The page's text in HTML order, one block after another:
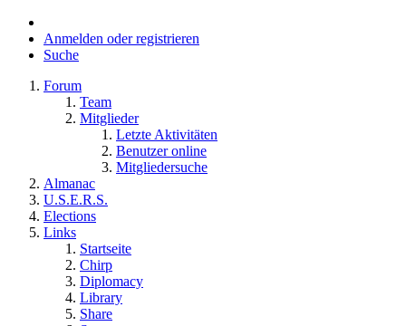
Anmelden oder registrieren
Suche
Forum
Team
Mitglieder
Letzte Aktivitäten
Benutzer online
Mitgliedersuche
Almanac
U.S.E.R.S.
Elections
Links
Startseite
Chirp
Diplomacy
Library
Share